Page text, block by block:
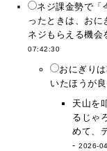
ネジ課金勢で「
ったときは、お
ネジもらえる機会
07:42:30
おにぎり
いたほうが
天山を
るじゃ
めて、
-2026-